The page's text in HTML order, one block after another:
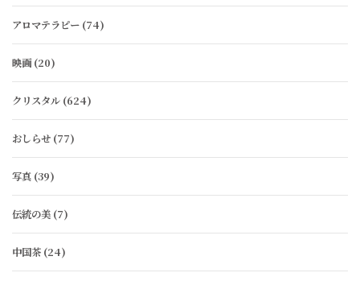
アロマテラピー (74)
映画(20)
クリスタル (624)
おしらせ (77)
写真 (39)
伝統の美 (7)
中国茶 (24)